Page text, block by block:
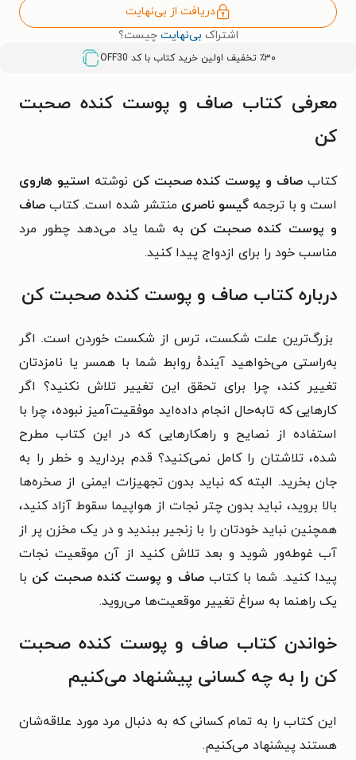
دریافت از بی‌نهایت
اشتراک بی‌نهایت چیست؟
٪۳۰ تخفیف اولین خرید کتاب با کد OFF30
معرفی کتاب صاف و پوست کنده صحبت
کن
کتابصاف و پوست کنده صحبت کن نوشته استیو هاروی
است و با ترجمه گیسو ناصری منتشر شده است. کتاب صاف
و پوست کنده صحبت کن به شما یاد می‌دهد چطور مرد
مناسب خود را برای ازدواج پیدا کنید.
درباره کتاب صاف و پوست کنده صحبت کن
بزرگ‌ترین علت شکست، ترس از شکست خوردن است. اگر
به‌راستی می‌خواهید آیندهٔ روابط شما با همسر یا نامزدتان
تغییر کند، چرا برای تحقق این تغییر تلاش نکنید؟ اگر
کارهایی که تابه‌حال انجام داده‌اید موفقیت‌آمیز نبوده، چرا با
استفاده از نصایح و راهکارهایی که در این کتاب مطرح
شده، تلاشتان را کامل نمی‌کنید؟ قدم بردارید و خطر را به
جان بخرید. البته که نباید بدون تجهیزات ایمنی از صخره‌ها
بالا بروید، نباید بدون چتر نجات از هواپیما سقوط آزاد کنید،
همچنین نباید خودتان را با زنجیر ببندید و در یک مخزن پر از
آب غوطه‌ور شوید و بعد تلاش کنید از آن موقعیت نجات
پیدا کنید. شما با کتابصاف و پوست کنده صحبت کن با
یک راهنما به سراغ تغییر موقعیت‌ها می‌روید.
خواندن کتاب صاف و پوست کنده صحبت
کن را به چه کسانی پیشنهاد می‌کنیم
این کتاب را به تمام کسانی که به دنبال مرد مورد علاقه‌شان
هستند پیشنهاد می‌کنیم.